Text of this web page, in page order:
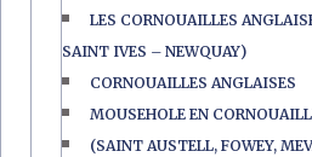
LES CORNOUAILLES
SAINT IVES – NEWQUAY)
CORNOUAILLES ANGLAISES
MOUSEHOLE EN
(SAINT AUSTELL, FOWEY,